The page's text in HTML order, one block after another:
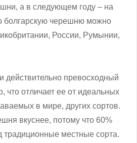
а в следующем году – на
болгарскую черешню можно
России, Румынии,
действительно превосходный
что отличает ее от идеальных
в мире, других сортов.
вкуснее, потому что 60%
традиционные местные сорта.